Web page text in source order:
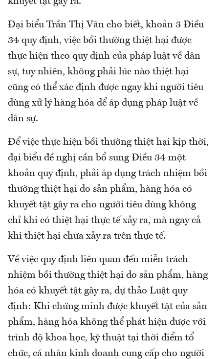
Đại biểu Trần Thị Vân cho biết, khoản 3 Điều
34 quy định, việc bồi thường thiệt hại được
thực hiện theo quy định của pháp luật về dân
sự, tuy nhiên, không phải lúc nào thiệt hại
cũng có thể xác định được ngay khi người tiêu
dùng xử lý hàng hóa để áp dụng pháp luật về
dân sự.
Để việc thực hiện bồi thường thiệt hại kịp thời,
đại biểu đề nghị cần bổ sung Điều 34 một
khoản quy định, phải áp dụng trách nhiệm bồi
thường thiệt hại do sản phẩm, hàng hóa có
khuyết tật gây ra cho người tiêu dùng không
chỉ khi có thiệt hại thực tế xảy ra, mà ngay cả
khi thiệt hại chưa xảy ra trên thực tế.
Về việc quy định liên quan đến miễn trách
nhiệm bồi thường thiệt hại do sản phẩm, hàng
hóa có khuyết tật gây ra, dự thảo Luật quy
định: Khi chứng minh được khuyết tật của sản
phẩm, hàng hóa không thể phát hiện được với
trình độ khoa học, kỹ thuật tại thời điểm tổ
chức, cá nhân kinh doanh cung cấp cho người